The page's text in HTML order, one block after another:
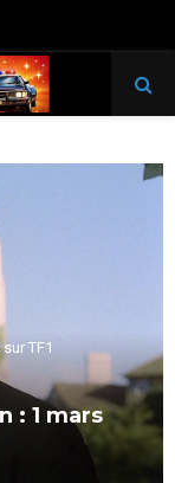
TF1
: 1 mars